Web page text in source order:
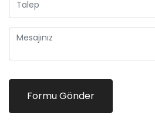
Formu Gönder